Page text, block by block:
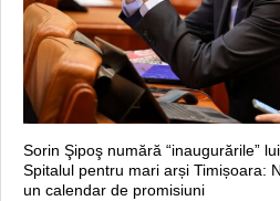
Sorin Şipoş numără “inaugurările”
Spitalul pentru mari arși Timișoara:
un calendar de promisiuni